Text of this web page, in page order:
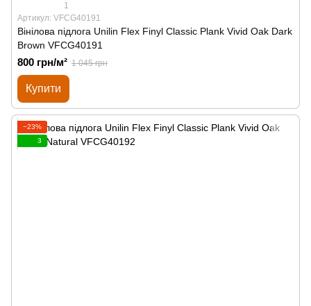
1
Артикул: VFCG40191
Вінілова підлога Unilin Flex Finyl Classic Plank Vivid Oak Dark
Brown VFCG40191
800 грн/м² 1 045 грн
Купити
−23%
3